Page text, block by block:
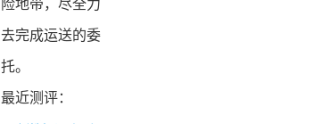
险地带，尽全力
去完成运送的委
托。
最近测评：